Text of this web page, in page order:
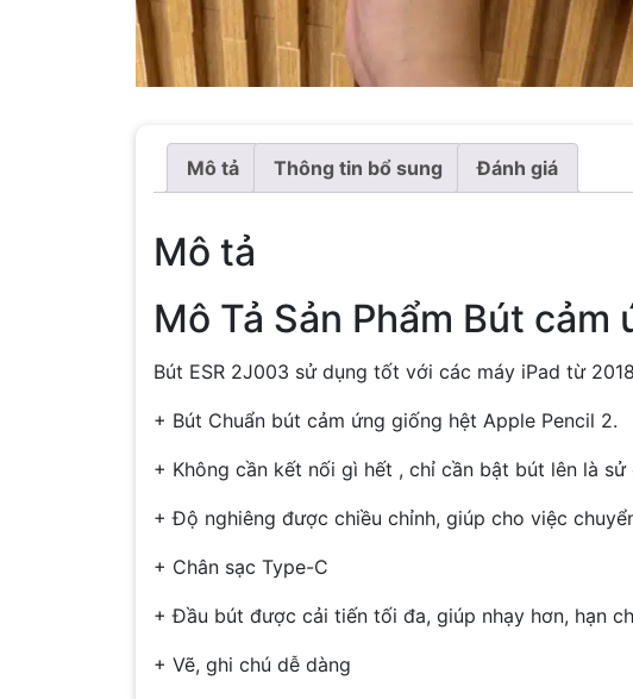
Mô tả Thông tin bổ sung Đánh giá
Mô tả
Mô Tả Sản Phẩm Bút
Bút ESR 2J003 sử dụng tốt với các máy iPad từ
+ Bút Chuẩn bút cảm ứng giống hệt Apple Pencil 2.
+ Không cần kết nối gì hết , chỉ cần bật bút lên là
+ Độ nghiêng được chiều chỉnh, giúp cho việc
+ Chân sạc Type-C
+ Đầu bút được cải tiến tối đa, giúp nhạy hơn, hạn
+ Vẽ, ghi chú dễ dàng